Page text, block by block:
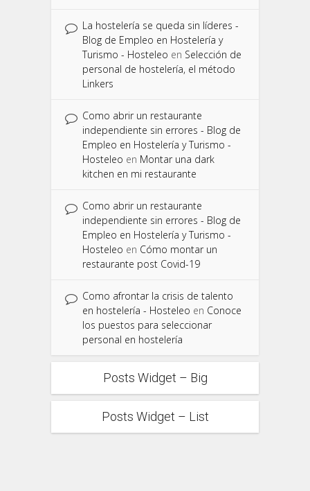
La hostelería se queda sin líderes -
Blog de Empleo en Hostelería y
Turismo - Hosteleo en Selección de
personal de hostelería, el método
Linkers
Como abrir un restaurante
independiente sin errores - Blog de
Empleo en Hostelería y Turismo -
Hosteleo en Montar una dark
kitchen en mi restaurante
Como abrir un restaurante
independiente sin errores - Blog de
Empleo en Hostelería y Turismo -
Hosteleo en Cómo montar un
restaurante post Covid-19
Como afrontar la crisis de talento
en hostelería - Hosteleo en Conoce
los puestos para seleccionar
personal en hostelería
Posts Widget – Big
Posts Widget – List